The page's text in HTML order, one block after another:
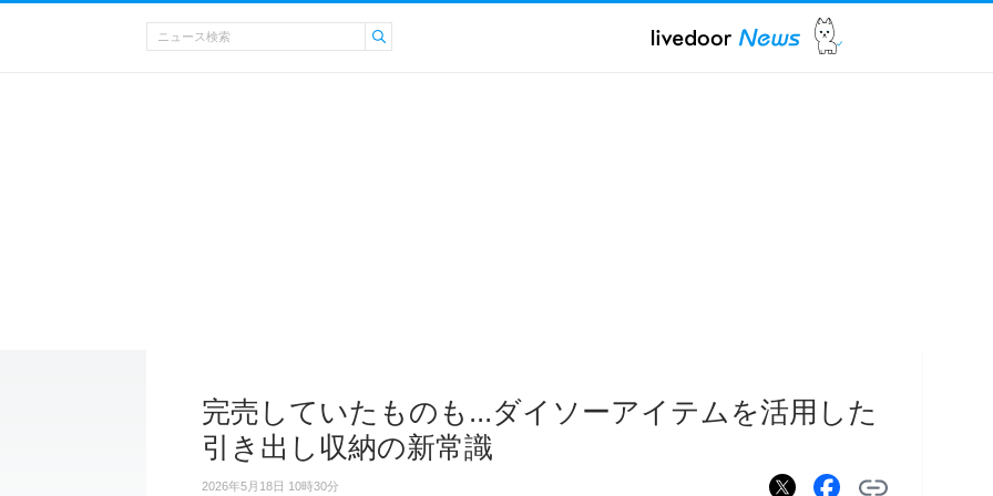
完売していたものも...ダイソーアイテムを活用した
引き出し収納の新常識
2026年5月18日 10時30分